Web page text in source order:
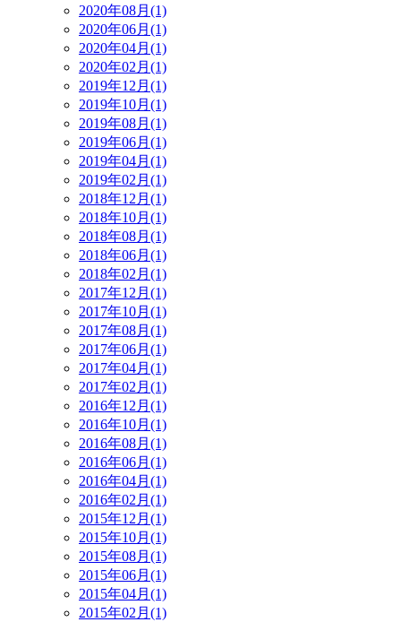
2020年08月(1)
2020年06月(1)
2020年04月(1)
2020年02月(1)
2019年12月(1)
2019年10月(1)
2019年08月(1)
2019年06月(1)
2019年04月(1)
2019年02月(1)
2018年12月(1)
2018年10月(1)
2018年08月(1)
2018年06月(1)
2018年02月(1)
2017年12月(1)
2017年10月(1)
2017年08月(1)
2017年06月(1)
2017年04月(1)
2017年02月(1)
2016年12月(1)
2016年10月(1)
2016年08月(1)
2016年06月(1)
2016年04月(1)
2016年02月(1)
2015年12月(1)
2015年10月(1)
2015年08月(1)
2015年06月(1)
2015年04月(1)
2015年02月(1)